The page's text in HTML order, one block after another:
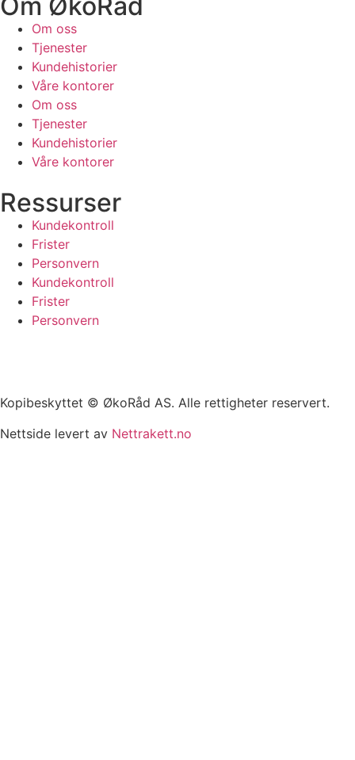
Om ØkoRåd
Om oss
Tjenester
Kundehistorier
Våre kontorer
Om oss
Tjenester
Kundehistorier
Våre kontorer
Ressurser
Kundekontroll
Frister
Personvern
Kundekontroll
Frister
Personvern
Kopibeskyttet © ØkoRåd AS. Alle rettigheter reservert.
Nettside levert av Nettrakett.no